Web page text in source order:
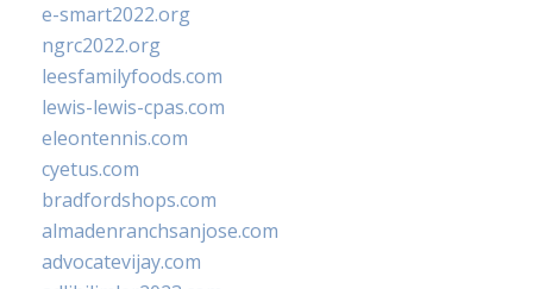
e-smart2022.org
ngrc2022.org
leesfamilyfoods.com
lewis-lewis-cpas.com
eleontennis.com
cyetus.com
bradfordshops.com
almadenranchsanjose.com
advocatevijay.com